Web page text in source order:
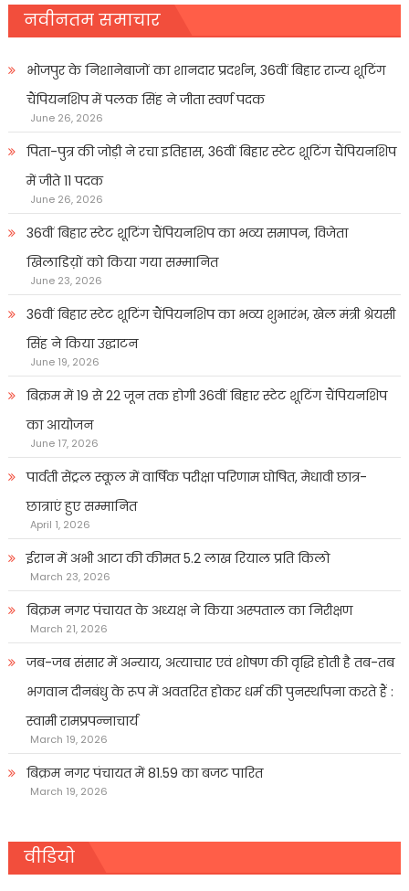
नवीनतम समाचार
भोजपुर के निशानेबाजों का शानदार प्रदर्शन, 36वीं बिहार राज्य शूटिंग
चैंपियनशिप में पलक सिंह ने जीता स्वर्ण पदक
June 26, 2026
पिता-पुत्र की जोड़ी ने रचा इतिहास, 36वीं बिहार स्टेट शूटिंग चैंपियनशिप
में जीते 11 पदक
June 26, 2026
36वीं बिहार स्टेट शूटिंग चैंपियनशिप का भव्य समापन, विजेता
खिलाडिय़ों को किया गया सम्मानित
June 23, 2026
36वीं बिहार स्टेट शूटिंग चैंपियनशिप का भव्य शुभारंभ, खेल मंत्री श्रेयसी
सिंह ने किया उद्घाटन
June 19, 2026
बिक्रम में 19 से 22 जून तक होगी 36वीं बिहार स्टेट शूटिंग चैंपियनशिप
का आयोजन
June 17, 2026
पार्वती सेंट्रल स्कूल में वार्षिक परीक्षा परिणाम घोषित, मेधावी छात्र-
छात्राएं हुए सम्मानित
April 1, 2026
ईरान में अभी आटा की कीमत 5.2 लाख रियाल प्रति किलो
March 23, 2026
बिक्रम नगर पंचायत के अध्यक्ष ने किया अस्पताल का निरीक्षण
March 21, 2026
जब-जब संसार में अन्याय, अत्याचार एवं शोषण की वृद्धि होती है तब-तब
भगवान दीनबंधु के रूप में अवतरित होकर धर्म की पुनर्स्थापना करते हैं :
स्वामी रामप्रपन्नाचार्य
March 19, 2026
बिक्रम नगर पंचायत में 81.59 का बजट पारित
March 19, 2026
वीडियो